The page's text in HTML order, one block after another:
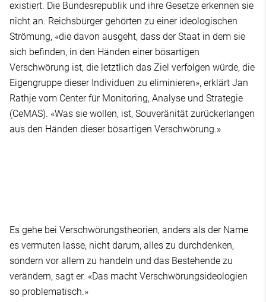
existiert. Die Bundesrepublik und ihre Gesetze erkennen sie
nicht an. Reichsbürger gehörten zu einer ideologischen
Strömung, «die davon ausgeht, dass der Staat in dem sie
sich befinden, in den Händen einer bösartigen
Verschwörung ist, die letztlich das Ziel verfolgen würde, die
Eigengruppe dieser Individuen zu eliminieren», erklärt Jan
Rathje vom Center für Monitoring, Analyse und Strategie
(CeMAS). «Was sie wollen, ist, Souveränität zurückerlangen
aus den Händen dieser bösartigen Verschwörung.»
Es gehe bei Verschwörungstheorien, anders als der Name
es vermuten lasse, nicht darum, alles zu durchdenken,
sondern vor allem zu handeln und das Bestehende zu
verändern, sagt er. «Das macht Verschwörungsideologien
so problematisch.»